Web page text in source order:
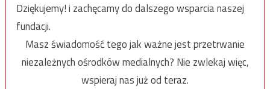
Dziękujemy! i zachęcamy do dalszego wsparcia naszej
fundacji.
Masz świadomość tego jak ważne jest przetrwanie
niezależnych ośrodków medialnych? Nie zwlekaj więc,
wspieraj nas już od teraz.